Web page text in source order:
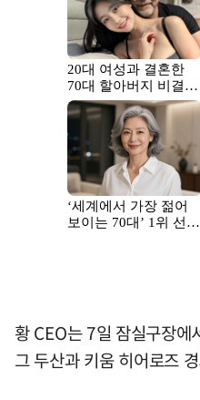
황 CEO는 7일 잠실구장
그 두산과 키움 히어로즈